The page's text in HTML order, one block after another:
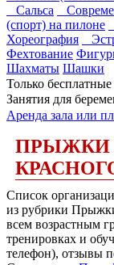
Сальса
(спорт) на пилоне
Хореография
Фехтование
Шахматы Шашки
Только бесплатные
Занятия для
Аренда зала или
ПРЫЖКИ
Список
из рубрики
всем возрастным
тренировках и
телефон), отзывы